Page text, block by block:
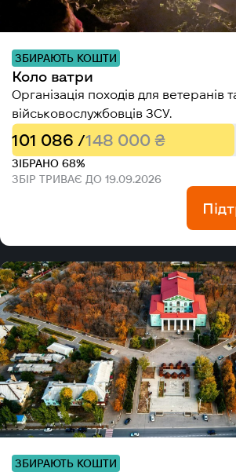
ЗБИРАЮТЬ КОШТИ
Коло ватри
Організація походів для ветеранів
військовослужбовців ЗСУ.
101 086 /148 000 ₴
ЗІБРАНО 68%
ЗБІР ТРИВАЄ ДО 19.09.2026
ЗБИРАЮТЬ КОШТИ